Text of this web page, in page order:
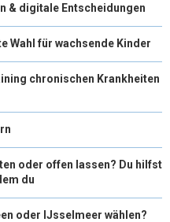
& digitale Entscheidungen
Wahl für wachsende Kinder
chronischen Krankheiten
oder offen lassen? Du hilfst
du
oder IJsselmeer wählen?